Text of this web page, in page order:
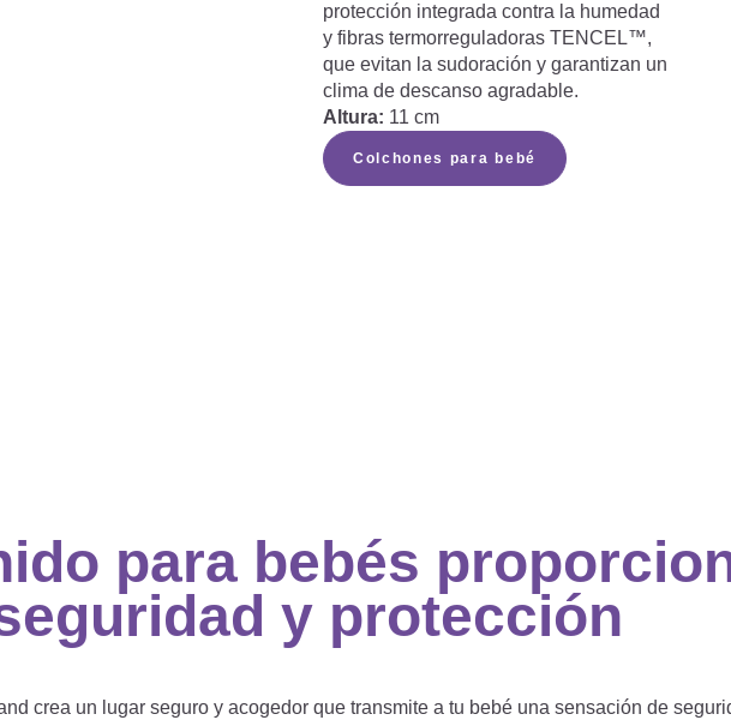
protección integrada contra la humedad
y fibras termorreguladoras TENCEL™,
que evitan la sudoración y garantizan un
clima de descanso agradable.
Altura: 11 cm
Colchones para bebé
para bebés
y protección
crea un lugar seguro y acogedor que transmite a tu bebé una sensación de